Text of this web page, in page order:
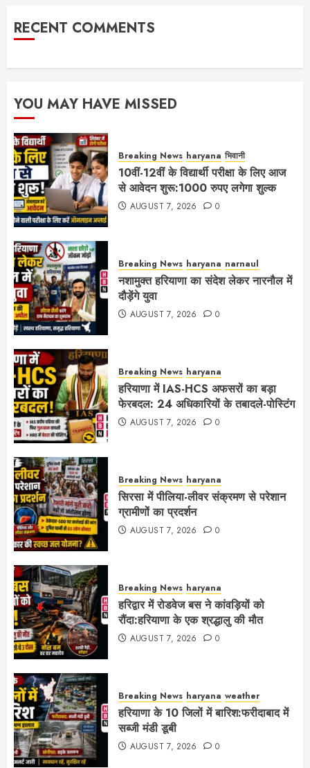
RECENT COMMENTS
YOU MAY HAVE MISSED
Breaking News haryana भिवानी
10वीं-12वीं के विद्यार्थी परीक्षा के लिए आज
से आवेदन शुरू:1000 रुपए लगेगा शुल्क
AUGUST 7, 2026 0
Breaking News haryana narnaul
नशामुक्त हरियाणा का संदेश लेकर नारनौल में
दौड़ेंगे युवा
AUGUST 7, 2026 0
Breaking News haryana
हरियाणा में IAS-HCS अफसरों का बड़ा
फेरबदल: 24 अधिकारियों के तबादले-पोस्टिंग
AUGUST 7, 2026 0
Breaking News haryana
सिरसा में पीलिया-लीवर संक्रमण से परेशान
ग्रामीणों का प्रदर्शन
AUGUST 7, 2026 0
Breaking News haryana
हरिद्वार में रोडवेज बस ने कांवड़ियों को
रौंदा:हरियाणा के एक श्रद्धालु की मौत
AUGUST 7, 2026 0
Breaking News haryana weather
हरियाणा के 10 जिलों में बारिश:फरीदाबाद में
सब्जी मंडी डूबी
AUGUST 7, 2026 0